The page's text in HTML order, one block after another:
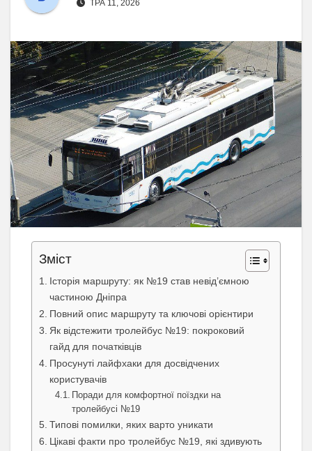
ТРА 11, 2026
Зміст
Історія маршруту: як №19 став невід’ємною
частиною Дніпра
Повний опис маршруту та ключові орієнтири
Як відстежити тролейбус №19: покроковий
гайд для початківців
Просунуті лайфхаки для досвідчених
користувачів
Поради для комфортної поїздки на
тролейбусі №19
Типові помилки, яких варто уникати
Цікаві факти про тролейбус №19, які здивують